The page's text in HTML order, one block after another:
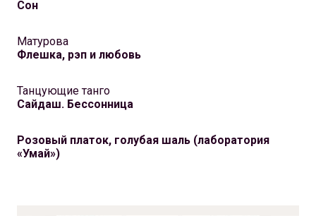
Сон
Матурова
Флешка, рэп и любовь
Танцующие танго
Сайдаш. Бессонница
Розовый платок, голубая шаль (лаборатория
«Умай»)